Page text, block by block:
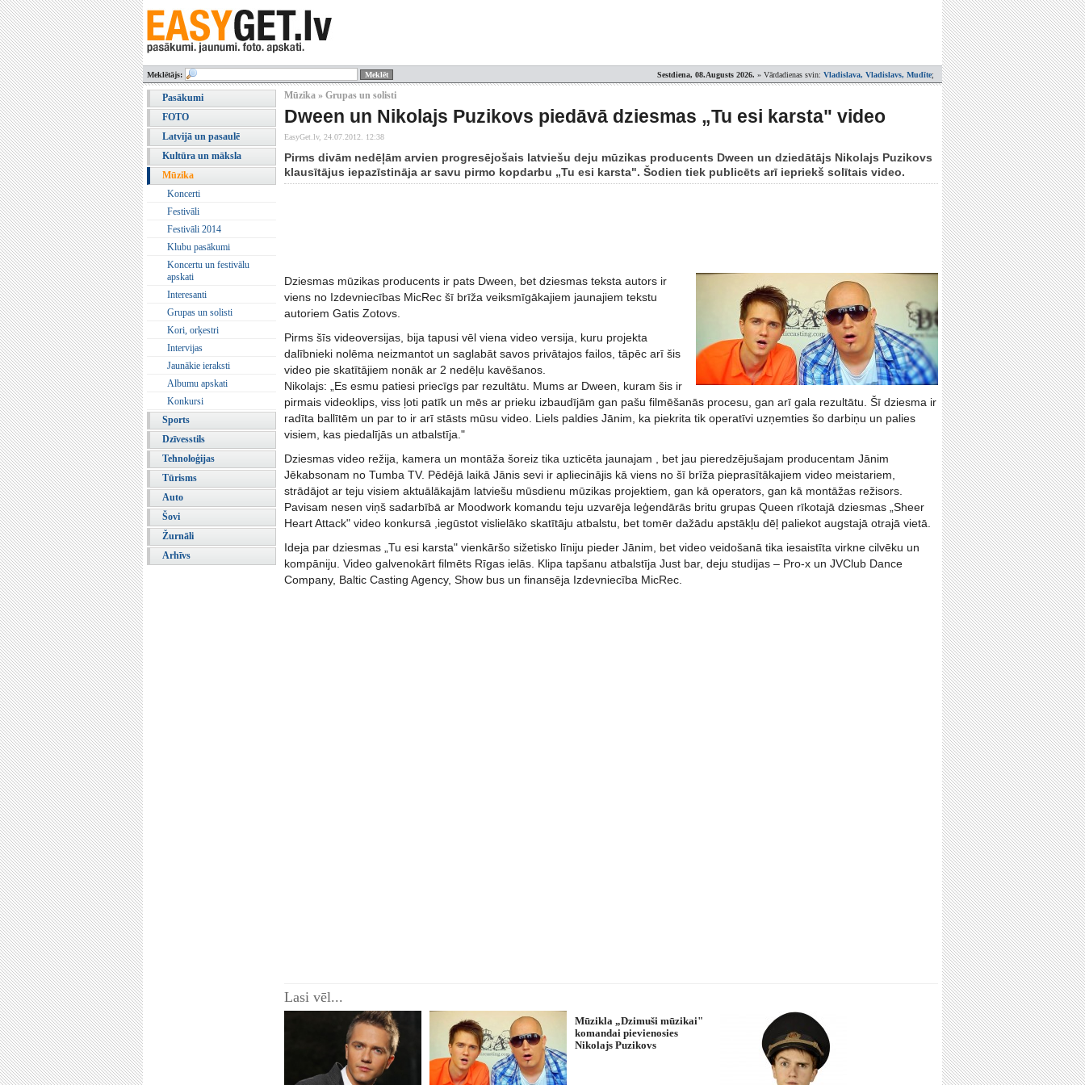
Sestdiena, 08.Augusts 2026. » Vārdadienas svin: Vladislava, Vladislavs, Mudīte;
Meklētājs:
Pasākumi
FOTO
Latvijā un pasaulē
Kultūra un māksla
Mūzika
Koncerti
Festivāli
Festivāli 2014
Klubu pasākumi
Koncertu un festivālu
apskati
Interesanti
Grupas un solisti
Kori, orķestri
Intervijas
Jaunākie ieraksti
Albumu apskati
Konkursi
Sports
Dzīvesstils
Tehnoloģijas
Tūrisms
Auto
Šovi
Žurnāli
Arhīvs
Mūzika » Grupas un solisti
Dween un Nikolajs Puzikovs piedāvā dziesmas „Tu esi karsta" video
EasyGet.lv, 24.07.2012. 12:38
Pirms divām nedēļām arvien progresējošais latviešu deju mūzikas producents Dween un dziedātājs Nikolajs Puzikovs
klausītājus iepazīstināja ar savu pirmo kopdarbu „Tu esi karsta". Šodien tiek publicēts arī iepriekš solītais video.
Dziesmas mūzikas producents ir pats Dween, bet dziesmas teksta autors ir
viens no Izdevniecības MicRec šī brīža veiksmīgākajiem jaunajiem tekstu
autoriem Gatis Zotovs.
Pirms šīs videoversijas, bija tapusi vēl viena video versija, kuru projekta
dalībnieki nolēma neizmantot un saglabāt savos privātajos failos, tāpēc arī šis
video pie skatītājiem nonāk ar 2 nedēļu kavēšanos.
Nikolajs: „Es esmu patiesi priecīgs par rezultātu. Mums ar Dween, kuram šis ir
pirmais videoklips, viss ļoti patīk un mēs ar prieku izbaudījām gan pašu filmēšanās procesu, gan arī gala rezultātu. Šī dziesma ir
radīta ballītēm un par to ir arī stāsts mūsu video. Liels paldies Jānim, ka piekrita tik operatīvi uzņemties šo darbiņu un palies
visiem, kas piedalījās un atbalstīja."
Dziesmas video režija, kamera un montāža šoreiz tika uzticēta jaunajam , bet jau pieredzējušajam producentam Jānim
Jēkabsonam no Tumba TV. Pēdējā laikā Jānis sevi ir apliecinājis kā viens no šī brīža pieprasītākajiem video meistariem,
strādājot ar teju visiem aktuālākajām latviešu mūsdienu mūzikas projektiem, gan kā operators, gan kā montāžas režisors.
Pavisam nesen viņš sadarbībā ar Moodwork komandu teju uzvarēja leģendārās britu grupas Queen rīkotajā dziesmas „Sheer
Heart Attack" video konkursā ,iegūstot vislielāko skatītāju atbalstu, bet tomēr dažādu apstākļu dēļ paliekot augstajā otrajā vietā.
Ideja par dziesmas „Tu esi karsta" vienkāršo sižetisko līniju pieder Jānim, bet video veidošanā tika iesaistīta virkne cilvēku un
kompāniju. Video galvenokārt filmēts Rīgas ielās. Klipa tapšanu atbalstīja Just bar, deju studijas – Pro-x un JVClub Dance
Company, Baltic Casting Agency, Show bus un finansēja Izdevniecība MicRec.
Lasi vēl...
Mūzikla „Dzimuši mūzikai"
komandai pievienosies
Nikolajs Puzikovs